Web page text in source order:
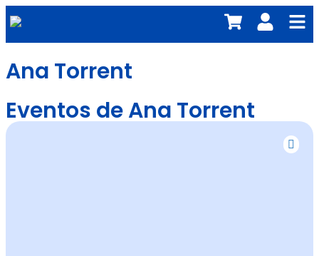
Ana Torrent
Eventos de Ana Torrent